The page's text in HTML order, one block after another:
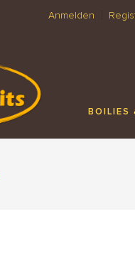
Anmelden
BOILIES